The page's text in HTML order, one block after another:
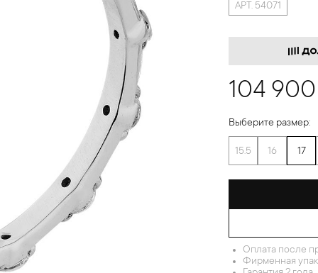
АРТ. 54071
104
Выберите размер:
15.5 16 17
Оплата после
Фирменная